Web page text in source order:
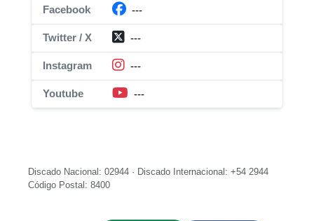
Facebook ---
Twitter / X ---
Instagram ---
Youtube ---
Discado Nacional: 02944 · Discado Internacional: +54 2944
Código Postal: 8400